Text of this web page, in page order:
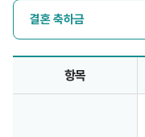
결혼 축하금
결혼 축하금 - 항목, 내용 정보제공
항목